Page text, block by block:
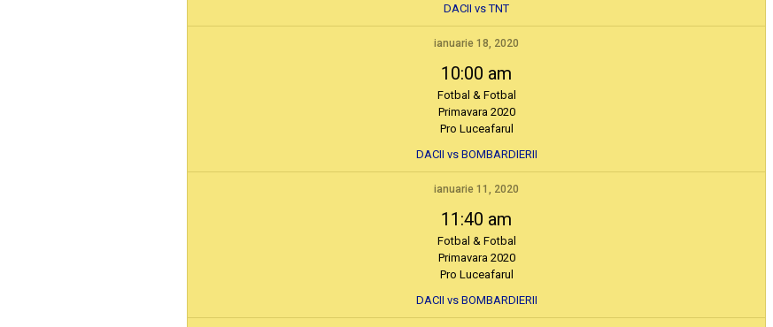
DACII vs TNT
ianuarie 18, 2020
10:00 am
Fotbal & Fotbal
Primavara 2020
Pro Luceafarul
DACII vs BOMBARDIERII
ianuarie 11, 2020
11:40 am
Fotbal & Fotbal
Primavara 2020
Pro Luceafarul
DACII vs BOMBARDIERII